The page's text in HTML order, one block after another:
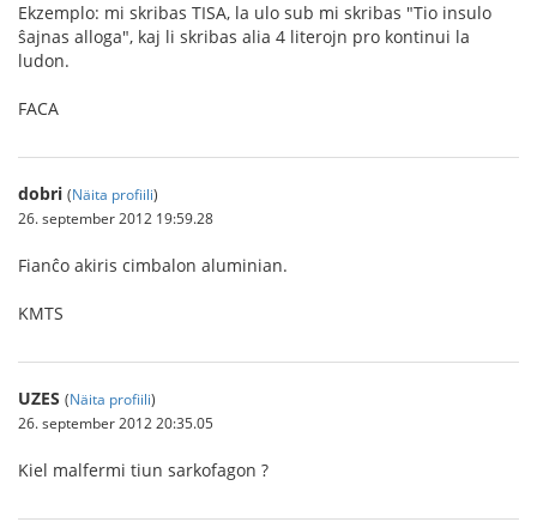
Ekzemplo: mi skribas TISA, la ulo sub mi skribas "Tio insulo
ŝajnas alloga", kaj li skribas alia 4 literojn pro kontinui la
ludon.
FACA
dobri (Näita profiili)
26. september 2012 19:59.28
Fianĉo akiris cimbalon aluminian.
KMTS
UZES (Näita profiili)
26. september 2012 20:35.05
Kiel malfermi tiun sarkofagon ?